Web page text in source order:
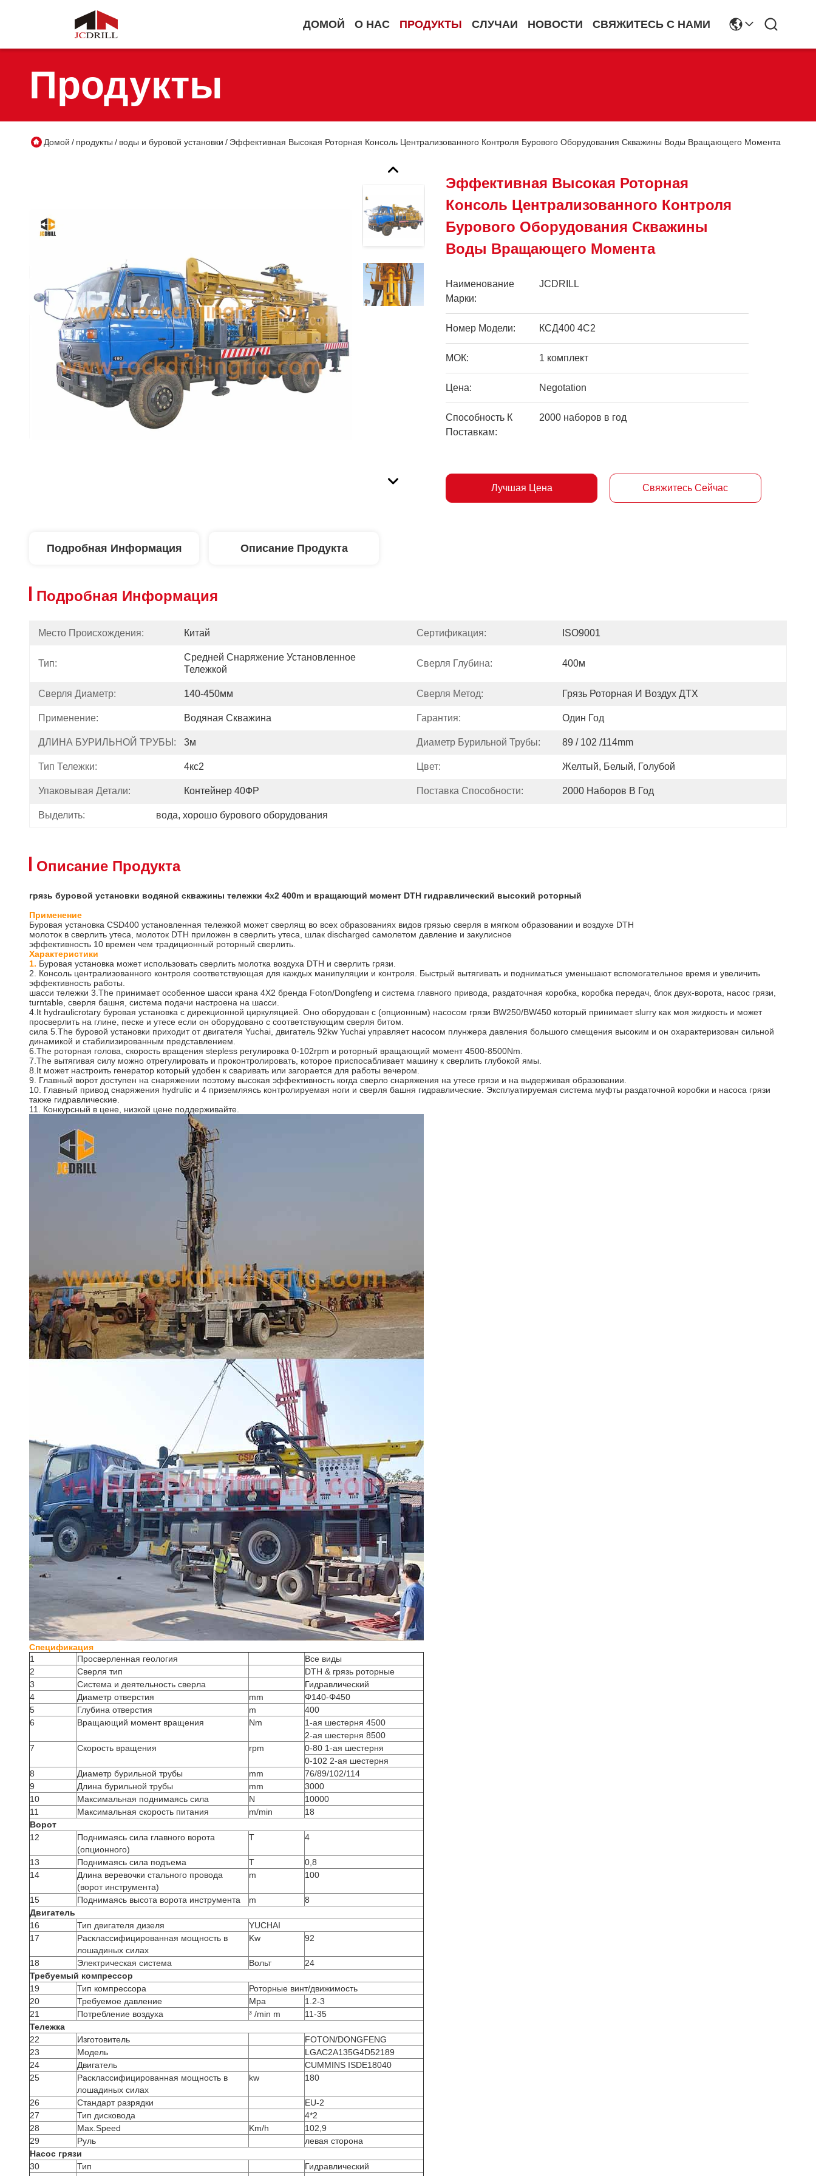
ДОМОЙ О НАС ПРОДУКТЫ СЛУЧАИ НОВОСТИ СВЯЖИТЕСЬ С НАМИ
Продукты
Домой / продукты / воды и буровой установки / Эффективная Высокая Роторная Консоль Централизованного Контроля Бурового Оборудования Скважины Воды Вращающего Момента
Эффективная Высокая Роторная
Консоль Централизованного Контроля
Бурового Оборудования Скважины
Воды Вращающего Момента
Наименование
Марки:
JCDRILL
Номер Модели: КСД400 4С2
МОК: 1 комплект
Цена: Negotation
Способность К
Поставкам:
2000 наборов в год
Лучшая Цена Свяжитесь Сейчас
Подробная Информация Описание Продукта
Подробная Информация
Место Происхождения: Китай Сертификация: ISO9001
Тип:
Средней Снаряжение Установленное
Тележкой
Сверля Глубина: 400м
Сверля Диаметр: 140-450мм Сверля Метод: Грязь Роторная И Воздух ДТХ
Применение: Водяная Скважина Гарантия: Один Год
ДЛИНА БУРИЛЬНОЙ ТРУБЫ: 3м Диаметр Бурильной Трубы: 89 / 102 /114mm
Тип Тележки: 4кс2 Цвет: Желтый, Белый, Голубой
Упаковывая Детали: Контейнер 40ФР Поставка Способности: 2000 Наборов В Год
Выделить: вода, хорошо бурового оборудования
Описание Продукта
грязь буровой установки водяной скважины тележки 4x2 400m и вращающий момент DTH гидравлический высокий роторный
Применение
Буровая установка CSD400 установленная тележкой может сверлящ во всех образованиях видов грязью сверля в мягком образовании и воздухе DTH
молоток в сверлить утеса, молоток DTH приложен в сверлить утеса, шлак discharged самолетом давление и закулисное
эффективность 10 времен чем традиционный роторный сверлить.
Характеристики
1. Буровая установка может использовать сверлить молотка воздуха DTH и сверлить грязи.
2. Консоль централизованного контроля соответствующая для каждых манипуляции и контроля. Быстрый вытягивать и подниматься уменьшают вспомогательное время и увеличить
эффективность работы.
шасси тележки 3.The принимает особенное шасси крана 4X2 бренда Foton/Dongfeng и система главного привода, раздаточная коробка, коробка передач, блок двух-ворота, насос грязи,
turntable, сверля башня, система подачи настроена на шасси.
4.It hydraulicrotary буровая установка с дирекционной циркуляцией. Оно оборудован с (опционным) насосом грязи BW250/BW450 который принимает slurry как моя жидкость и может
просверлить на глине, песке и утесе если он оборудовано с соответствующим сверля битом.
сила 5.The буровой установки приходит от двигателя Yuchai, двигатель 92kw Yuchai управляет насосом плунжера давления большого смещения высоким и он охарактеризован сильной
динамикой и стабилизированным представлением.
6.The роторная голова, скорость вращения stepless регулировка 0-102rpm и роторный вращающий момент 4500-8500Nm.
7.The вытягивая силу можно отрегулировать и проконтролировать, которое приспосабливает машину к сверлить глубокой ямы.
8.It может настроить генератор который удобен к сваривать или загорается для работы вечером.
9. Главный ворот доступен на снаряжении поэтому высокая эффективность когда сверло снаряжения на утесе грязи и на выдерживая образовании.
10. Главный привод снаряжения hydrulic и 4 приземляясь контролируемая ноги и сверля башня гидравлические. Эксплуатируемая система муфты раздаточной коробки и насоса грязи
также гидравлические.
11. Конкурсный в цене, низкой цене поддерживайте.
Спецификация
1
Просверленная геология
Все виды
2
Сверля тип
DTH & грязь роторные
3
Система и деятельность сверла
Гидравлический
4
Диаметр отверстия mm
Φ140-Φ450
5
Глубина отверстия m
400
6
Вращающий момент вращения Nm
1-ая шестерня 4500
2-ая шестерня 8500
7
Скорость вращения rpm
0-80 1-ая шестерня
0-102 2-ая шестерня
8
Диаметр бурильной трубы mm
76/89/102/114
9
Длина бурильной трубы mm
3000
10
Максимальная поднимаясь сила N
10000
11
Максимальная скорость питания m/min
18
Ворот
12
Поднимаясь сила главного ворота
(опционного)
T 4
13 Поднимаясь сила подъема T
0,8
14
Длина веревочки стального провода
(ворот инструмента)
m 100
15 Поднимаясь высота ворота инструмента m
8
Двигатель
16
Тип двигателя дизеля
YUCHAI
17
Расклассифицированная мощность в
лошадиных силах
Kw 92
18 Электрическая система Вольт
24
Требуемый компрессор
19
Тип компрессора
Роторные винт/движимость
20
Требуемое давление Mpa
1.2-3
21
Потребление воздуха ³ /min m
11-35
Тележка
22
Изготовитель
FOTON/DONGFENG
23
Модель
LGAC2A135G4D52189
24
Двигатель
CUMMINS ISDE18040
25
Расклассифицированная мощность в
лошадиных силах
kw 180
26 Стандарт разрядки
EU-2
27
Тип дисковода
4*2
28
Max.Speed Km/h
102,9
29
Руль
левая сторона
Насос грязи
30
Тип
Гидравлический